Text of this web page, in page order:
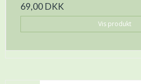
69,00 DKK
Vis produkt